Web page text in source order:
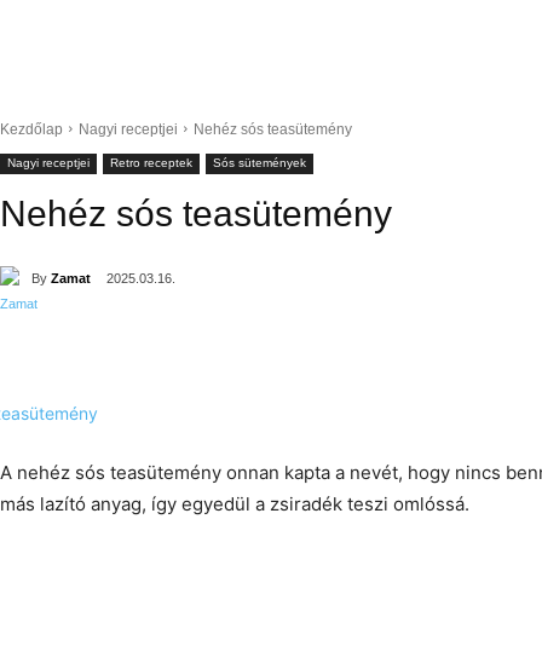
Kezdőlap Nagyi receptjei Nehéz sós teasütemény
Nagyi receptjei Retro receptek Sós sütemények
Nehéz sós teasütemény
By Zamat 2025.03.16.
A nehéz sós teasütemény onnan kapta a nevét, hogy nincs
más lazító anyag, így egyedül a zsiradék teszi omlóssá.